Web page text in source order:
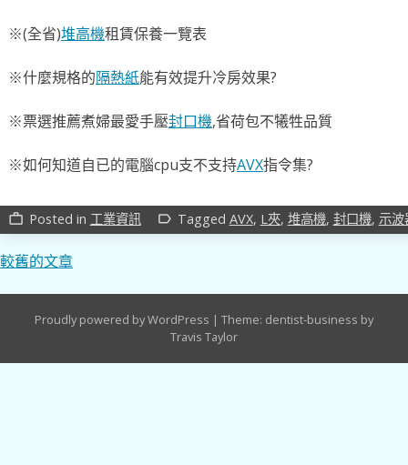
※(全省)堆高機租賃保養一覽表
※什麼規格的隔熱紙能有效提升冷房效果?
※票選推薦煮婦最愛手壓封口機,省荷包不犧牲品質
※如何知道自已的電腦cpu支不支持AVX指令集?
work_outline Posted in 工業資訊 label_outline Tagged AVX, L夾, 堆高機, 封口機, 示波
文
章
覽
較舊的文章
Proudly powered by WordPress | Theme: dentist-business by
Travis Taylor